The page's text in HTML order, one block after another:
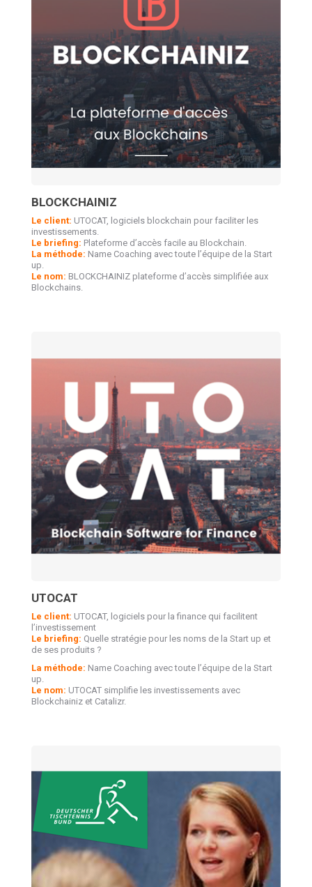
BLOCKCHAINIZ
Le client: UTOCAT, logiciels blockchain pour faciliter les
investissements.
Le briefing: Plateforme d’accès facile au Blockchain.
La méthode: Name Coaching avec toute l’équipe de la Start
up.
Le nom: BLOCKCHAINIZ plateforme d’accès simplifiée aux
Blockchains.
UTOCAT
Le client: UTOCAT, logiciels pour la finance qui facilitent
l’investissement
Le briefing: Quelle stratégie pour les noms de la Start up et
de ses produits ?
La méthode: Name Coaching avec toute l’équipe de la Start
up.
Le nom: UTOCAT simplifie les investissements avec
Blockchainiz et Catalizr.